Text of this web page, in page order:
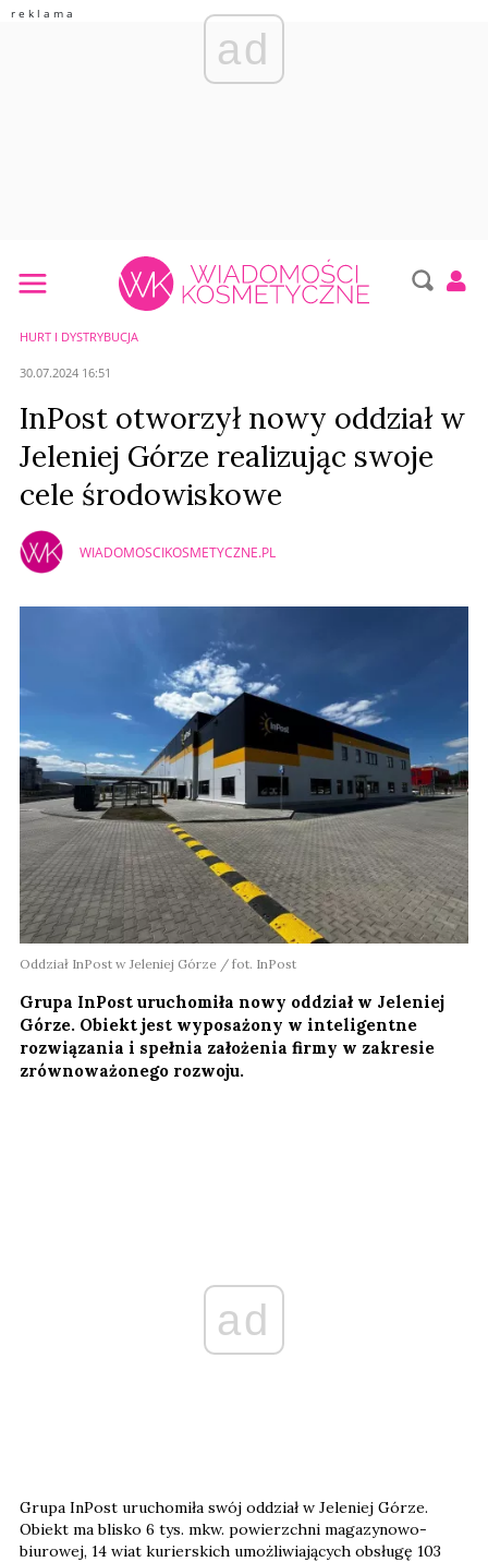
ad
HURT I DYSTRYBUCJA
30.07.2024 16:51
InPost otworzył nowy oddział w
Jeleniej Górze realizując swoje
cele środowiskowe
WIADOMOSCIKOSMETYCZNE.PL
Oddział InPost w Jeleniej Górze / fot. InPost
Grupa InPost uruchomiła nowy oddział w Jeleniej
Górze. Obiekt jest wyposażony w inteligentne
rozwiązania i spełnia założenia firmy w zakresie
zrównoważonego rozwoju.
ad
Grupa InPost uruchomiła swój oddział w Jeleniej Górze.
Obiekt ma blisko 6 tys. mkw. powierzchni magazynowo-
biurowej, 14 wiat kurierskich umożliwiających obsługę 103